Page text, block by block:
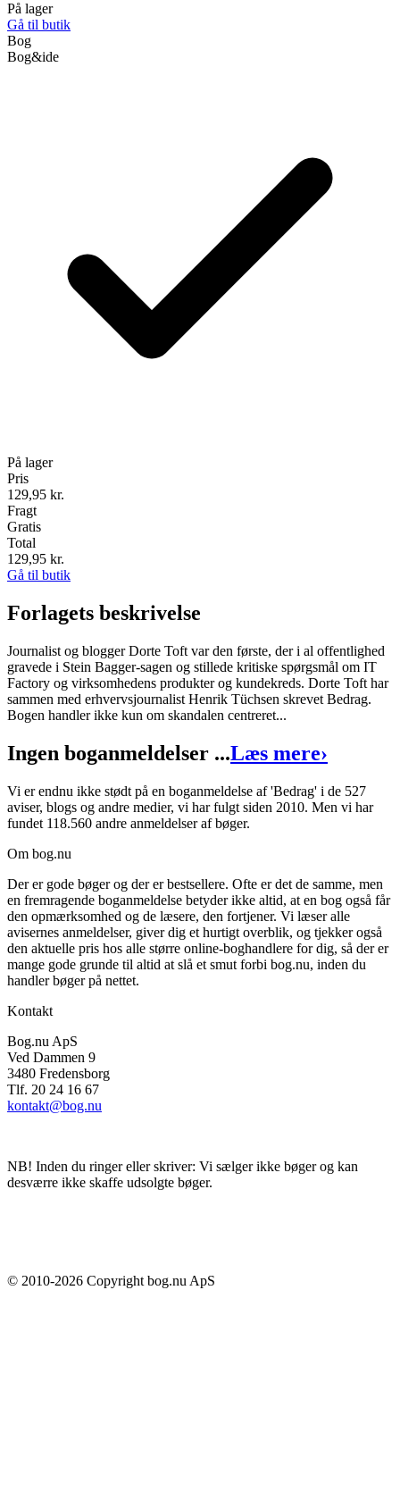
På lager
Gå til butik
Bog
Bog&ide
På lager
Pris
129,95 kr.
Fragt
Gratis
Total
129,95 kr.
Gå til butik
Forlagets beskrivelse
Journalist og blogger Dorte Toft var den første, der i al offentlighed
gravede i Stein Bagger-sagen og stillede kritiske spørgsmål om IT
Factory og virksomhedens produkter og kundekreds. Dorte Toft har
sammen med erhvervsjournalist Henrik Tüchsen skrevet Bedrag.
Bogen handler ikke kun om skandalen centreret...
Ingen boganmeldelser ...Læs mere›
Vi er endnu ikke stødt på en boganmeldelse af 'Bedrag' i de 527
aviser, blogs og andre medier, vi har fulgt siden 2010. Men vi har
fundet 118.560 andre anmeldelser af bøger.
Om bog.nu
Der er gode bøger og der er bestsellere. Ofte er det de samme, men
en fremragende boganmeldelse betyder ikke altid, at en bog også får
den opmærksomhed og de læsere, den fortjener. Vi læser alle
avisernes anmeldelser, giver dig et hurtigt overblik, og tjekker også
den aktuelle pris hos alle større online-boghandlere for dig, så der er
mange gode grunde til altid at slå et smut forbi bog.nu, inden du
handler bøger på nettet.
Kontakt
Bog.nu ApS
Ved Dammen 9
3480 Fredensborg
Tlf. 20 24 16 67
kontakt@bog.nu
NB! Inden du ringer eller skriver: Vi sælger ikke bøger og kan
desværre ikke skaffe udsolgte bøger.
© 2010-2026 Copyright bog.nu ApS